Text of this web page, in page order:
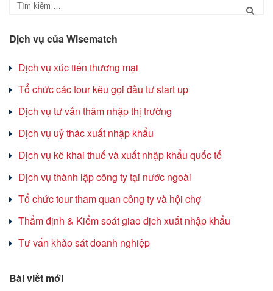
Dịch vụ của Wisematch
Dịch vụ xúc tiến thương mại
Tổ chức các tour kêu gọi đầu tư start up
Dịch vụ tư vấn thâm nhập thị trường
Dịch vụ uỷ thác xuất nhập khẩu
Dịch vụ kê khai thuế và xuất nhập khẩu quốc tế
Dịch vụ thành lập công ty tại nước ngoài
Tổ chức tour tham quan công ty và hội chợ
Thẩm định & Kiểm soát giao dịch xuất nhập khẩu
Tư vấn khảo sát doanh nghiệp
Bài viết mới